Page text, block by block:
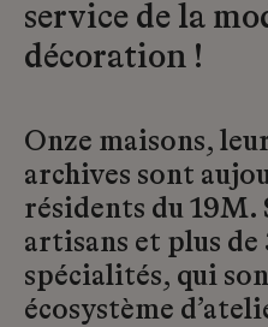
service de la
décoration !
Onze maisons,
archives sont
résidents du 19M.
artisans et plus
spécialités, qui
écosystème